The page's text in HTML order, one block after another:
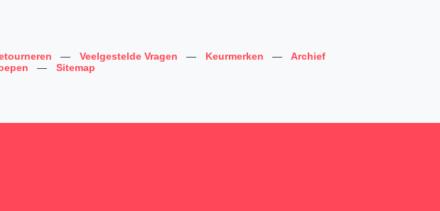
— Veelgestelde Vragen — Keurmerken —
Archief
— Sitemap